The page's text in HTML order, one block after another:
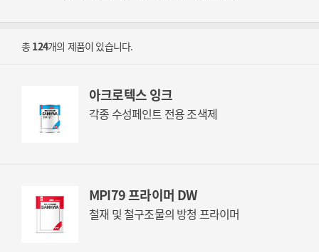
총 124개의 제품이 있습니다.
아크로텍스 잉크
각종 수성페인트 전용 조색제
MPI79 프라이머 DW
철재 및 철구조물의 방청 프라이머